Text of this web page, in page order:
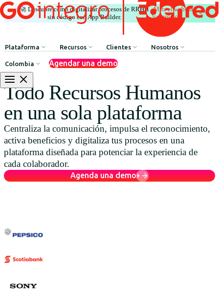
🚀 Descubre cómo digitalizar procesos de RRHH
sin código con App Builder.
|
Mira el webinar
completo
Plataforma
Comunicación Interna
Procesos de Recursos Humanos
Reconocimientos & Premios
Beneficios & Bienestar
Red de Descuentos
Agente de Recursos Humanos
Recursos
Employee Experience Awards
Casos de Éxito
Webinars
Blog
Descarga de Recursos
Clientes
Casos de Éxito
Nosotros
Equipo de Liderazgo
Colombia
Argentina
Brasil
Chile
Colombia
Agendar una demo
Todo Recursos Humanos
en una sola plataforma
Centraliza la comunicación, impulsa el reconocimiento,
activa beneficios y digitaliza tus procesos en una
plataforma diseñada para potenciar la experiencia de
cada colaborador.
Agenda una demo